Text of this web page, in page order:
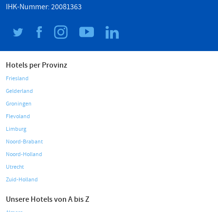
IHK-Nummer: 20081363
Hotels per Provinz
Friesland
Gelderland
Groningen
Flevoland
Limburg
Noord-Brabant
Noord-Holland
Utrecht
Zuid-Holland
Unsere Hotels von A bis Z